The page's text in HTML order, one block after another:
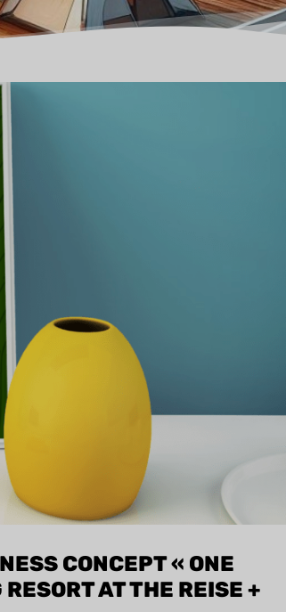
CONCEPT « ONE
AT THE REISE +